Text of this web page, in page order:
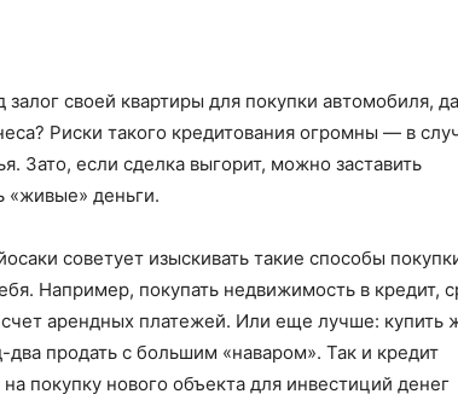
своей квартиры для покупки автомобиля,
Риски такого кредитования огромны — в
Зато, если сделка выгорит, можно заставить
«живые» деньги.
советует изыскивать такие способы
Например, покупать недвижимость в кредит,
счет арендных платежей. Или еще лучше: купить
продать с большим «наваром». Так и кредит
покупку нового объекта для инвестиций денег